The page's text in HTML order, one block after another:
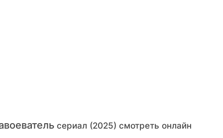
сериал (2025) смотреть онлайн